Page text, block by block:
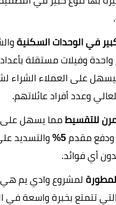
في الوحدات السكنية
وفيلات مستقلة
على العملاء الشراء
وعدد أفراد عائلاتهم.
للتقسيط مما يسهل على
مقدم 5% والتسديد
أي فوائد.
لمشروع وادي يم هي
تتمتع بخبرة واسعة في